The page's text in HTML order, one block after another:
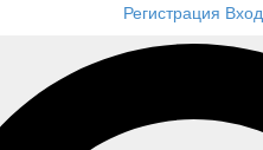
Регистрация Вход